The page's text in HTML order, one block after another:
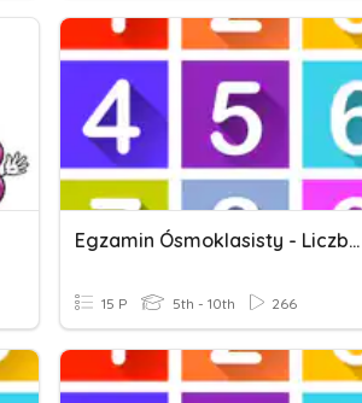
Egzamin Ósmoklasisty - Liczby 1
15 P 5th - 10th 266